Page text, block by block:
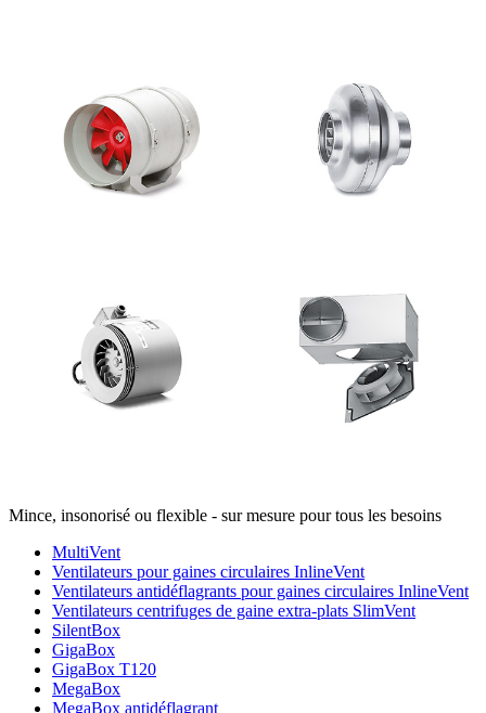
Mince, insonorisé ou flexible - sur mesure pour tous les besoins
MultiVent
Ventilateurs pour gaines circulaires InlineVent
Ventilateurs antidéflagrants pour gaines circulaires InlineVent
Ventilateurs centrifuges de gaine extra-plats SlimVent
SilentBox
GigaBox
GigaBox T120
MegaBox
MegaBox antidéflagrant